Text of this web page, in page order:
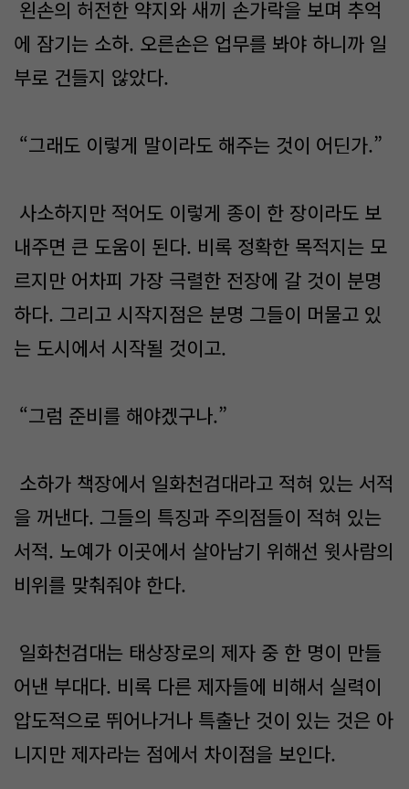
왼손의 허전한 약지와 새끼 손가락을 보며 추억
에 잠기는 소하. 오른손은 업무를 봐야 하니까 일
부로 건들지 않았다.
“그래도 이렇게 말이라도 해주는 것이 어딘가.”
사소하지만 적어도 이렇게 종이 한 장이라도 보
내주면 큰 도움이 된다. 비록 정확한 목적지는 모
르지만 어차피 가장 극렬한 전장에 갈 것이 분명
하다. 그리고 시작지점은 분명 그들이 머물고 있
는 도시에서 시작될 것이고.
“그럼 준비를 해야겠구나.”
소하가 책장에서 일화천검대라고 적혀 있는 서적
을 꺼낸다. 그들의 특징과 주의점들이 적혀 있는
서적. 노예가 이곳에서 살아남기 위해선 윗사람의
비위를 맞춰줘야 한다.
일화천검대는 태상장로의 제자 중 한 명이 만들
어낸 부대다. 비록 다른 제자들에 비해서 실력이
압도적으로 뛰어나거나 특출난 것이 있는 것은 아
니지만 제자라는 점에서 차이점을 보인다.